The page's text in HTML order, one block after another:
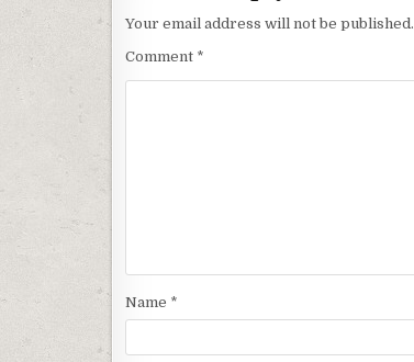
Your email address will not be published.
Comment *
Name *